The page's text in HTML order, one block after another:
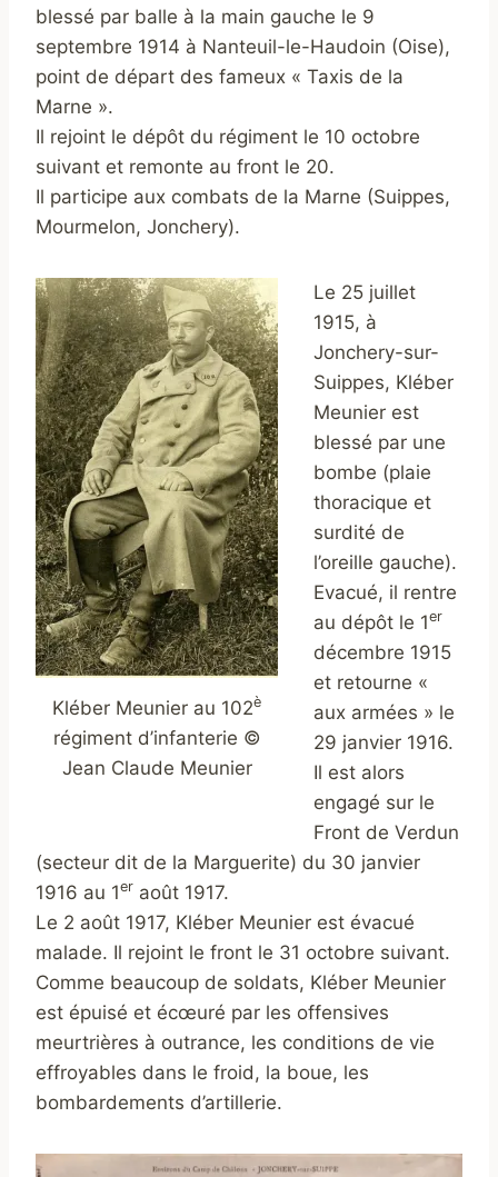
blessé par balle à la main gauche le 9
septembre 1914 à Nanteuil-le-Haudoin (Oise),
point de départ des fameux « Taxis de la
Marne ».
Il rejoint le dépôt du régiment le 10 octobre
suivant et remonte au front le 20.
Il participe aux combats de la Marne (Suippes,
Mourmelon, Jonchery).
Kléber Meunier au 102è
régiment d’infanterie ©
Jean Claude Meunier
Le 25 juillet
1915, à
Jonchery-sur-
Suippes, Kléber
Meunier est
blessé par une
bombe (plaie
thoracique et
surdité de
l’oreille gauche).
Evacué, il rentre
au dépôt le 1er
décembre 1915
et retourne «
aux armées » le
29 janvier 1916.
Il est alors
engagé sur le
Front de Verdun
(secteur dit de la Marguerite) du 30 janvier
1916 au 1er août 1917.
Le 2 août 1917, Kléber Meunier est évacué
malade. Il rejoint le front le 31 octobre suivant.
Comme beaucoup de soldats, Kléber Meunier
est épuisé et écœuré par les offensives
meurtrières à outrance, les conditions de vie
effroyables dans le froid, la boue, les
bombardements d’artillerie.